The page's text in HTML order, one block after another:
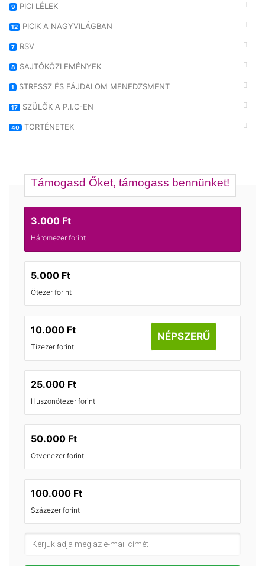
9 PICI LÉLEK
12 PICIK A NAGYVILÁGBAN
7 RSV
8 SAJTÓKÖZLEMÉNYEK
1 STRESSZ ÉS FÁJDALOM MENEDZSMENT
17 SZÜLŐK A P.I.C-EN
40 TÖRTÉNETEK
Támogasd Őket, támogass bennünket!
3.000 Ft
Háromezer forint
5.000 Ft
Ötezer forint
NÉPSZERŰ
10.000 Ft
Tízezer forint
25.000 Ft
Huszonötezer forint
50.000 Ft
Ötvenezer forint
100.000 Ft
Százezer forint